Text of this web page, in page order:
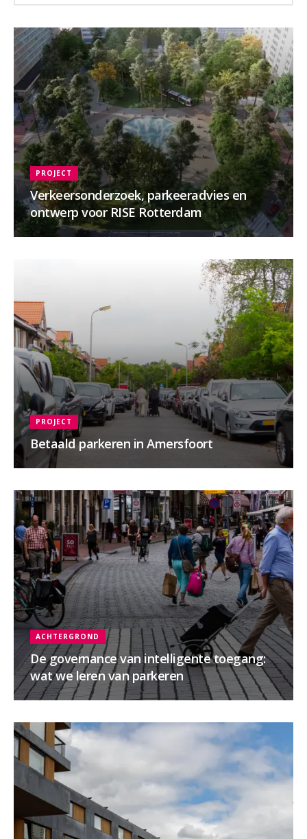
Verkeersonderzoek, parkeeradvies en
ontwerp voor RISE Rotterdam
PROJECT
Betaald parkeren in Amersfoort
PROJECT
De governance van intelligente toegang:
wat we leren van parkeren
ACHTERGROND